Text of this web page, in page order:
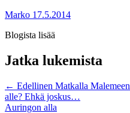
Marko 17.5.2014
Blogista lisää
Jatka lukemista
← Edellinen Matkalla Malemeen
alle? Ehkä joskus…
Auringon alla